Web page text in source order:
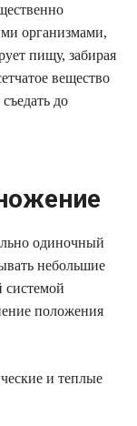
организмами,
пищу, забирая
вещество
до
одиночный
небольшие
положения
и теплые